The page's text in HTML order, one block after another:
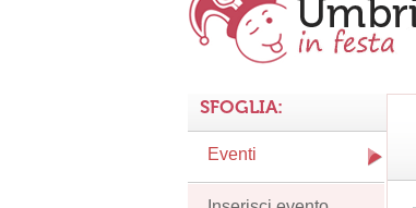
SFOGLIA:
Eventi